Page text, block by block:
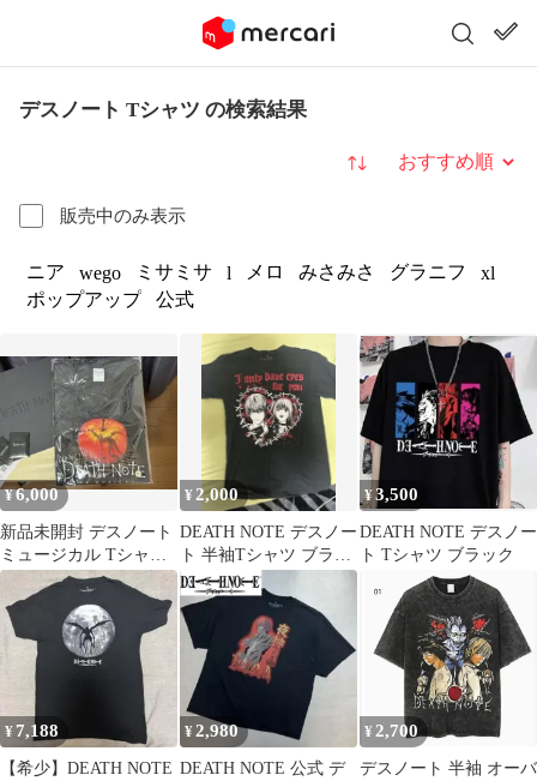
デスノート Tシャツ の検索結果
販売中のみ表示
並び替え
ニア wego ミサミサ l メロ みさみさ グラニフ
xl
ポップアップ
公式
¥6,000
新品未開封 デスノート
ミュージカル Tシャツ
Lサイズ
¥ 2,000
DEATH NOTE デスノー
ト 半袖Tシャツ ブラッ
ク S
¥3,500
DEATH NOTE デスノー
ト Tシャツ ブラック
¥ 7,188
【希少】DEATH NOTE
¥2,980
DEATH NOTE 公式 デ
¥ 2,700
デスノート 半袖 オーバ